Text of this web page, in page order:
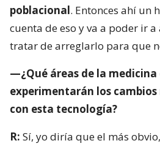
poblacional. Entonces ahí un
cuenta de eso y va a poder ir
tratar de arreglarlo para que
—¿Qué áreas de la medicina
experimentarán los
con esta tecnología?
R: Sí, yo diría que el más